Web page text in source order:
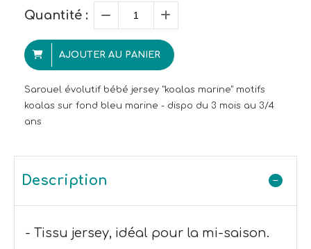
Quantité :
AJOUTER AU PANIER
Sarouel évolutif bébé jersey "koalas marine" motifs
koalas sur fond bleu marine - dispo du 3 mois au 3/4
ans
Description
- Tissu jersey, idéal pour la mi-saison.